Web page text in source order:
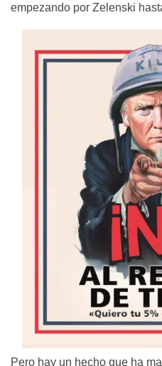
empezando por Zelenski
Pero hay un hecho que ha